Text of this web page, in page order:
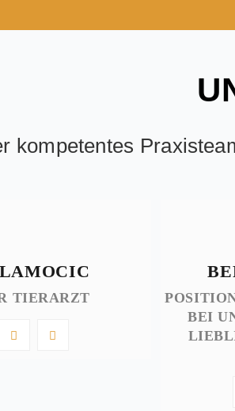
kompetentes
TIERARZT
BEI